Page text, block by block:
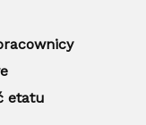
etatu